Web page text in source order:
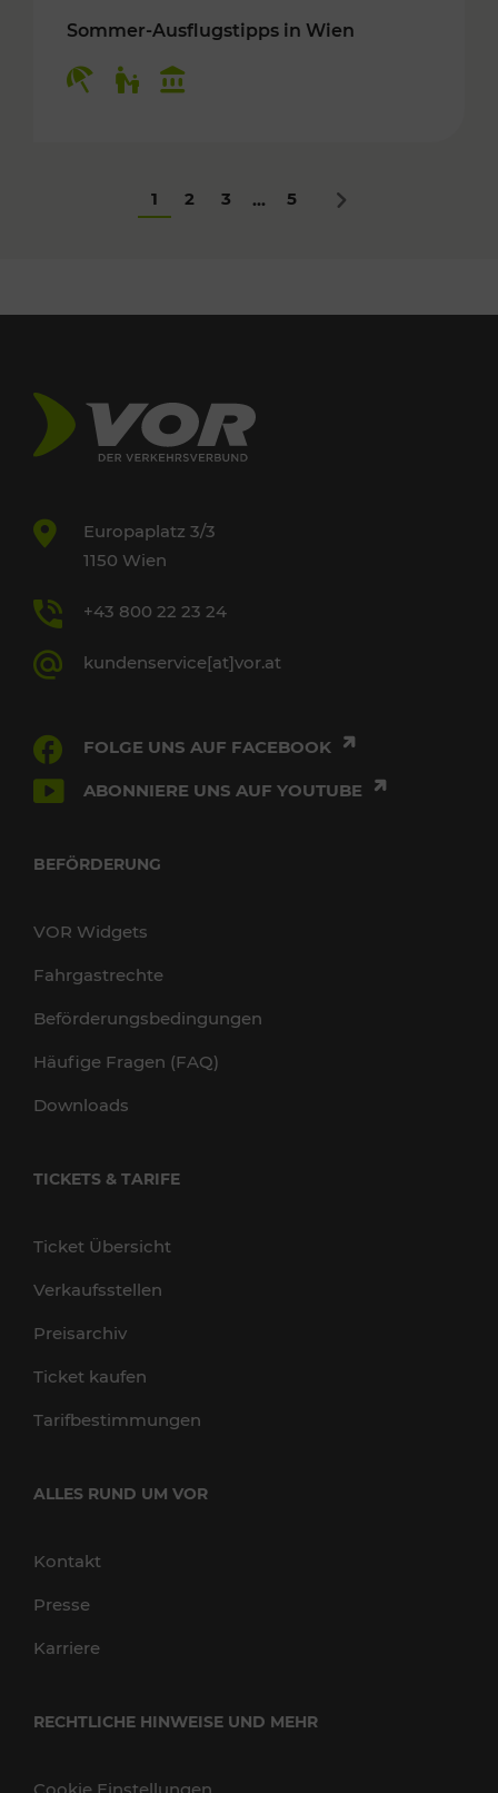
Sommer-Ausflugstipps in Wien
1 2 3 ... 5 Nächstes
Europaplatz 3/3
1150 Wien
+43 800 22 23 24
kundenservice[at]vor.at
FOLGE UNS AUF FACEBOOK
ABONNIERE UNS AUF YOUTUBE
BEFÖRDERUNG
VOR Widgets
Fahrgastrechte
Beförderungsbedingungen
Häufige Fragen (FAQ)
Downloads
TICKETS & TARIFE
Ticket Übersicht
Verkaufsstellen
Preisarchiv
Ticket kaufen
Tarifbestimmungen
ALLES RUND UM VOR
Kontakt
Presse
Karriere
RECHTLICHE HINWEISE UND MEHR